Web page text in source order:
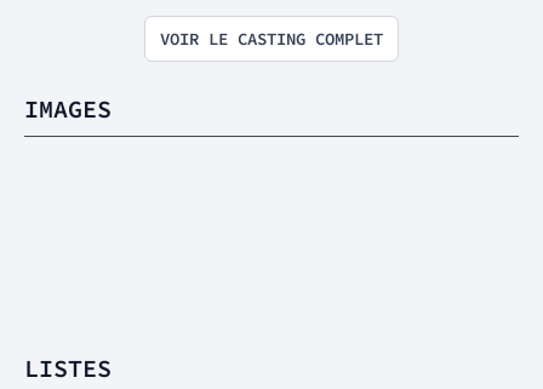
VOIR LE CASTING COMPLET
IMAGES
LISTES